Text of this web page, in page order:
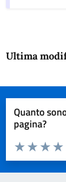
Ultima
Quanto
pagina?
Domanda
Valuta da 1 a 5
Valuta
Valuta 2
Valuta 1 stelle